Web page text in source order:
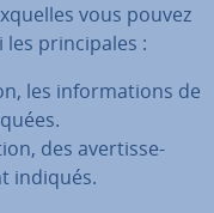
vous pouvez
prin­ci­pales :
les in­for­ma­tions de
des aver­tis­se­
indiqués.